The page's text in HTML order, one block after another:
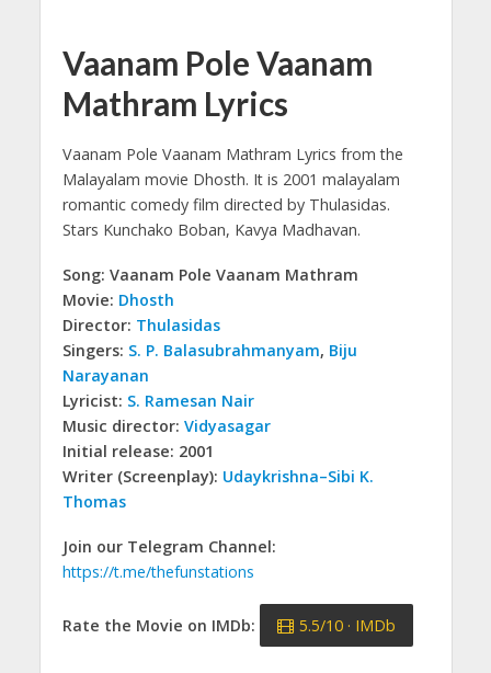
Vaanam Pole Vaanam
Mathram Lyrics
Vaanam Pole Vaanam Mathram Lyrics from the
Malayalam movie Dhosth. It is 2001 malayalam
romantic comedy film directed by Thulasidas.
Stars Kunchako Boban, Kavya Madhavan.
Song: Vaanam Pole Vaanam Mathram
Movie: Dhosth
Director: Thulasidas
Singers: S. P. Balasubrahmanyam, Biju
Narayanan
Lyricist: S. Ramesan Nair
Music director: Vidyasagar
Initial release: 2001
Writer (Screenplay): Udaykrishna–Sibi K.
Thomas
Join our Telegram Channel:
https://t.me/thefunstations
Rate the Movie on IMDb: 5.5/10 · IMDb